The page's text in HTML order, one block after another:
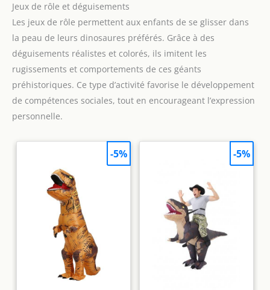
Jeux de rôle et déguisements
Les jeux de rôle permettent aux enfants de se glisser dans
la peau de leurs dinosaures préférés. Grâce à des
déguisements réalistes et colorés, ils imitent les
rugissements et comportements de ces géants
préhistoriques. Ce type d’activité favorise le développement
de compétences sociales, tout en encourageant l’expression
personnelle.
-5% -5%